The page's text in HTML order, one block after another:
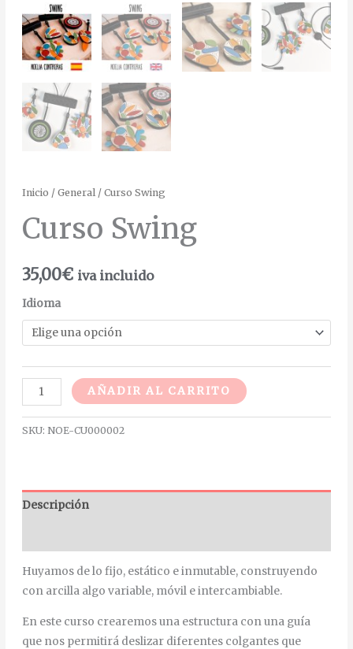
Inicio / General/ Curso Swing
Curso Swing
35,00€ iva incluido
Idioma
AÑADIR AL CARRITO
SKU: NOE-CU000002
Descripción
Huyamos de lo fijo, estático e inmutable, construyendo
con arcilla algo variable, móvil e intercambiable.
En este curso crearemos una estructura con una guía
que nos permitirá deslizar diferentes colgantes que